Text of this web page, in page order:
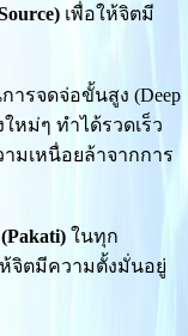
เพื่อให้จิตมี
รจดจ่อขั้นสูง (Deep
หม่ๆ ทำได้รวดเร็ว
มเหนื่อยล้าจากการ
ในทุก
ห้จิตมีความตั้งมั่นอยู่